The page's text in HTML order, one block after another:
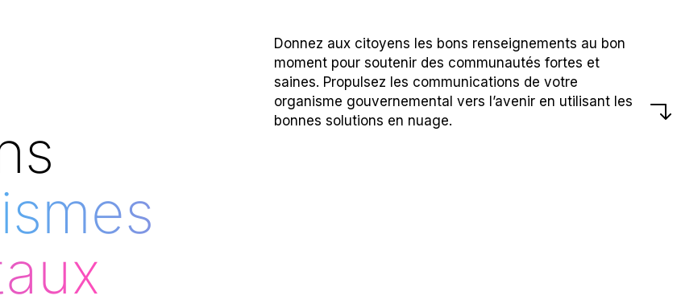
Donnez aux citoyens les bons renseignements au bon
moment pour soutenir des communautés fortes et
saines. Propulsez les communications de votre
organisme gouvernemental vers l’avenir en utilisant les
bonnes solutions en nuage.